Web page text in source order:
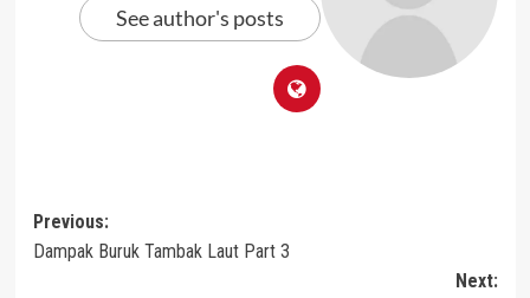
See author's posts
Post
navigation
Previous:
Dampak Buruk Tambak Laut Part 3
Next: